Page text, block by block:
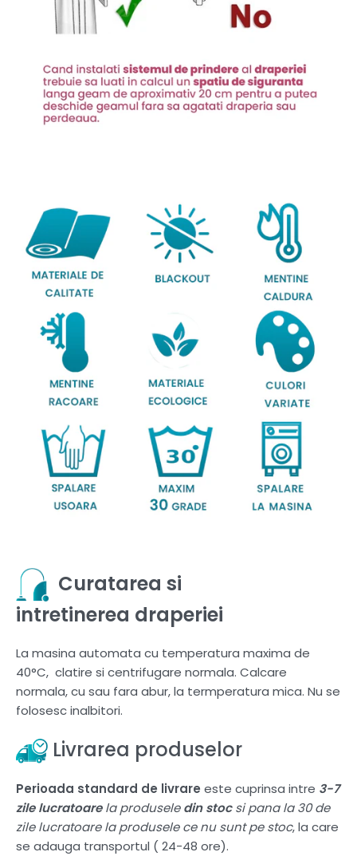
Curatarea si
intretinerea draperiei
La masina automata cu temperatura maxima de
40°C, clatire si centrifugare normala. Calcare
normala, cu sau fara abur, la termperatura mica. Nu se
folosesc inalbitori.
Livrarea produselor
Perioada standard de livrare este cuprinsa intre 3-7
zile lucratoarela produseledin stocsi pana la 30 de
zile lucratoare la produsele ce nu sunt pe stoc, la care
se adauga transportul ( 24-48 ore).